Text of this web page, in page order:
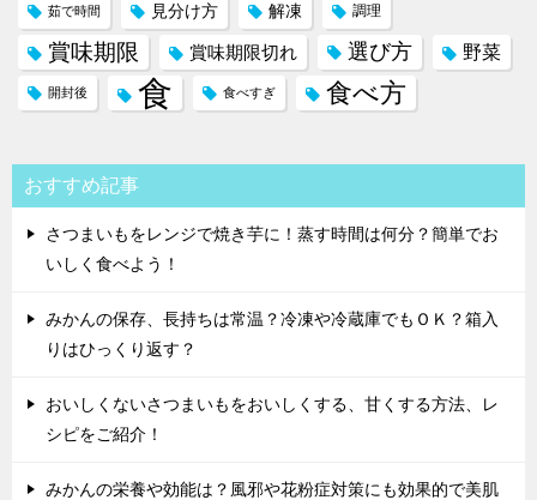
茹で時間 見分け方 解凍 調理
賞味期限 賞味期限切れ 選び方 野菜
開封後 食 食べすぎ 食べ方
おすすめ記事
さつまいもをレンジで焼き芋に！蒸す時間は何分？簡単でお
いしく食べよう！
みかんの保存、長持ちは常温？冷凍や冷蔵庫でもＯＫ？箱入
りはひっくり返す？
おいしくないさつまいもをおいしくする、甘くする方法、レ
シピをご紹介！
みかんの栄養や効能は？風邪や花粉症対策にも効果的で美肌